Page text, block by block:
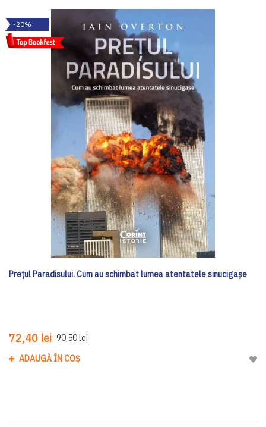
-20%
Prețul Paradisului. Cum au schimbat lumea atentatele sinucigașe
72,40 lei 90,50 lei
ADAUGĂ ÎN COȘ